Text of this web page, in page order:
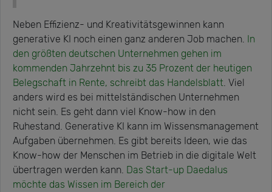
Neben Effizienz- und Kreativitätsgewinnen kann
generative KI noch einen ganz anderen Job machen. In
den größten deutschen Unternehmen gehen im
kommenden Jahrzehnt bis zu 35 Prozent der heutigen
Belegschaft in Rente, schreibt das Handelsblatt. Viel
anders wird es bei mittelständischen Unternehmen
nicht sein. Es geht dann viel Know-how in den
Ruhestand. Generative KI kann im Wissensmanagement
Aufgaben übernehmen. Es gibt bereits Ideen, wie das
Know-how der Menschen im Betrieb in die digitale Welt
übertragen werden kann. Das Start-up Daedalus
möchte das Wissen im Bereich der